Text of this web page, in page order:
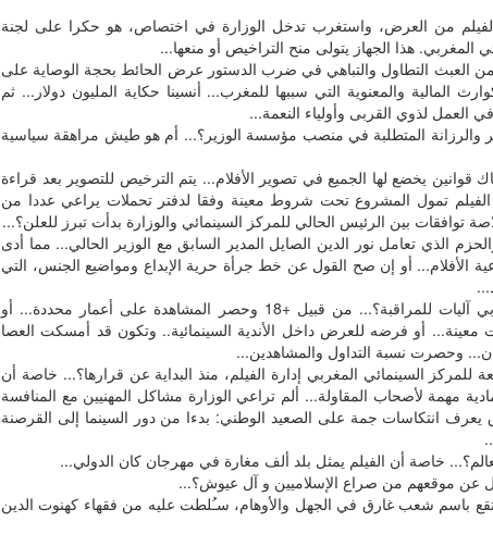
من العرض، واستغرب تدخل الوزارة في اختصاص، هو حكرا على لجنة
المغربي. هذا الجهاز يتولى منح التراخيص أو منعها...
العبث التطاول والتباهي في ضرب الدستور عرض الحائط بحجة الوصاية على
المالية والمعنوية التي سببها للمغرب... أنسينا حكاية المليون دولار... ثم
لذوي القربى وأولياء النعمة...
والرزانة المتطلبة في منصب مؤسسة الوزير؟... أم هو طيش مراهقة سياسية
قوانين يخضع لها الجميع في تصوير الأفلام... يتم الترخيص للتصوير بعد قراءة
الفيلم تمول المشروع تحت شروط معينة وفقا لدفتر تحملات يراعي عددا من
توافقات بين الرئيس الحالي للمركز السينمائي والوزارة بدأت تبرز للعلن؟...
الذي تعامل نور الدين الصايل المدير السابق مع الوزير الحالي... مما أدى
الأفلام... أو إن صح القول عن خط جرأة حرية الإبداع ومواضيع الجنس، التي
أليس للمركز السينمائي الغربي آليات للمراقبة؟... من قبيل +18 وحصر المشاهدة على أعمار محددة... أو
أو فرضه للعرض داخل الأندية السينمائية.. وتكون قد أمسكت العصا
وحصرت نسبة التداول والمشاهدين...
للمركز السينمائي المغربي إدارة الفيلم، منذ البداية عن قرارها؟... خاصة أن
مهمة لأصحاب المقاولة... ألم تراعي الوزارة مشاكل المهنيين مع المنافسة
انتكاسات جمة على الصعيد الوطني: بدءا من دور السينما إلى القرصنة
خاصة أن الفيلم يمثل بلد ألف مغارة في مهرجان كان الدولي...
عن موقعهم من صراع الإسلاميين و آل عيوش؟...
باسم شعب غارق في الجهل والأوهام، سـُلطت عليه من فقهاء كهنوت الدين